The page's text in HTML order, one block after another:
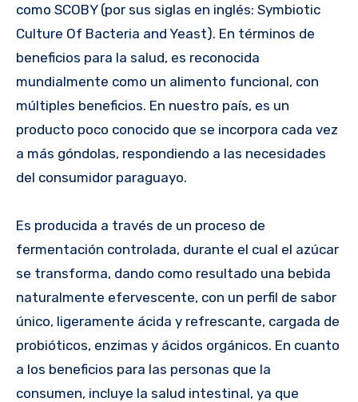
como SCOBY (por sus siglas en inglés: Symbiotic
Culture Of Bacteria and Yeast). En términos de
beneficios para la salud, es reconocida
mundialmente como un alimento funcional, con
múltiples beneficios. En nuestro país, es un
producto poco conocido que se incorpora cada vez
a más góndolas, respondiendo a las necesidades
del consumidor paraguayo.
Es producida a través de un proceso de
fermentación controlada, durante el cual el azúcar
se transforma, dando como resultado una bebida
naturalmente efervescente, con un perfil de sabor
único, ligeramente ácida y refrescante, cargada de
probióticos, enzimas y ácidos orgánicos. En cuanto
a los beneficios para las personas que la
consumen, incluye la salud intestinal, ya que